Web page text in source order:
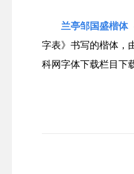
兰亭邹国盛楷体
字表》书写的楷体，
科网字体下载栏目下